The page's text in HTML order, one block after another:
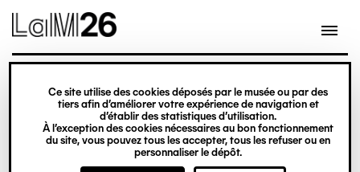
Gestion des cookies
Ce site utilise des cookies déposés par le musée ou par des
tiers afin d’améliorer votre expérience de navigation et
d’établir des statistiques d’utilisation.
À l’exception des cookies nécessaires au bon fonctionnement
du site, vous pouvez tous les accepter, tous les refuser ou en
personnaliser le dépôt.
contenu